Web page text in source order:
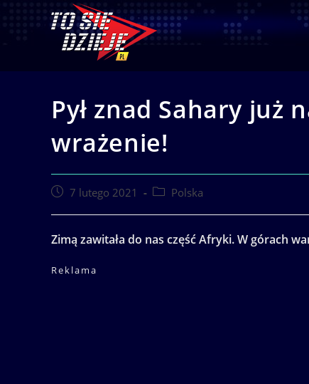
Pył znad Sahary już
wrażenie!
Post 7 lutego 2021
Post Polska
Zimą zawitała do nas część Afryki. W górach
Reklama